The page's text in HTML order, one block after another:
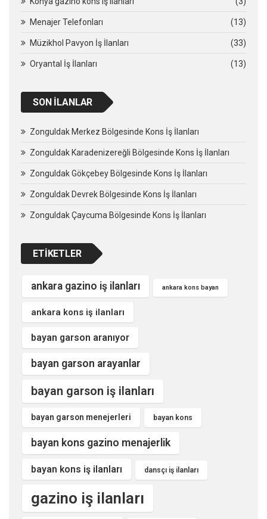
Menajer Telefonları (13)
Müzikhol Pavyon İş İlanları (33)
Oryantal İş İlanları (13)
SON İLANLAR
Zonguldak Merkez Bölgesinde Kons İş İlanları
Zonguldak Karadenizereğli Bölgesinde Kons İş İlanları
Zonguldak Gökçebey Bölgesinde Kons İş İlanları
Zonguldak Devrek Bölgesinde Kons İş İlanları
Zonguldak Çaycuma Bölgesinde Kons İş İlanları
ETIKETLER
ankara gazino iş ilanları ankara kons bayan
ankara kons iş ilanları
bayan garson aranıyor
bayan garson arayanlar
bayan garson iş ilanları
bayan garson menejerleri bayan kons
bayan kons gazino menajerlik
bayan kons iş ilanları dansçı iş ilanları
gazino iş ilanları